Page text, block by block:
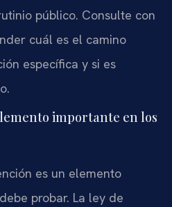
público. Consulte con
cuál es el camino
específica y si es
importante en los
es un elemento
probar. La ley de